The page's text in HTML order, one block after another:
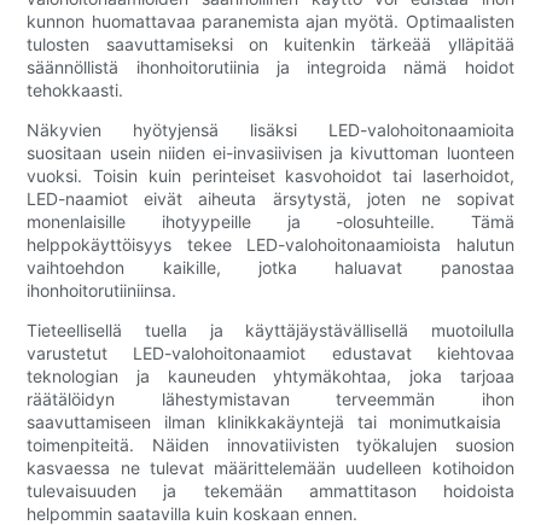
kunnon huomattavaa paranemista ajan myötä. Optimaalisten
tulosten saavuttamiseksi on kuitenkin tärkeää ylläpitää
säännöllistä ihonhoitorutiinia ja integroida nämä hoidot
tehokkaasti.
Näkyvien hyötyjensä lisäksi LED-valohoitonaamioita
suositaan usein niiden ei-invasiivisen ja kivuttoman luonteen
vuoksi. Toisin kuin perinteiset kasvohoidot tai laserhoidot,
LED-naamiot eivät aiheuta ärsytystä, joten ne sopivat
monenlaisille ihotyypeille ja -olosuhteille. Tämä
helppokäyttöisyys tekee LED-valohoitonaamioista halutun
vaihtoehdon kaikille, jotka haluavat panostaa
ihonhoitorutiiniinsa.
Tieteellisellä tuella ja käyttäjäystävällisellä muotoilulla
varustetut LED-valohoitonaamiot edustavat kiehtovaa
teknologian ja kauneuden yhtymäkohtaa, joka tarjoaa
räätälöidyn lähestymistavan terveemmän ihon
saavuttamiseen ilman klinikkakäyntejä tai monimutkaisia ​​
toimenpiteitä. Näiden innovatiivisten työkalujen suosion
kasvaessa ne tulevat määrittelemään uudelleen kotihoidon
tulevaisuuden ja tekemään ammattitason hoidoista
helpommin saatavilla kuin koskaan ennen.